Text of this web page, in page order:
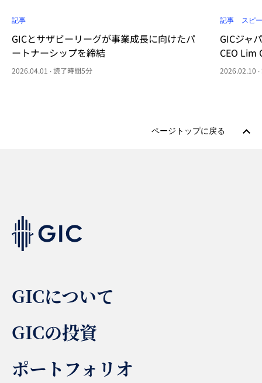
記事
GICとサザビーリーグが事業成長に向けたパ
ートナーシップを締結
2026.04.01 ∙ 読了時間5分
記事 スピ
GICジャ
CEO Lim
2026.02.10
ページトップに戻る
GICについて
GICの投資
ポートフォリオ